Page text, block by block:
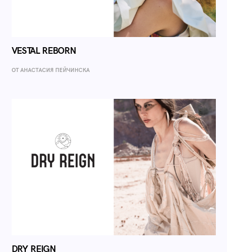
VESTAL REBORN
ОТ AНАСТАСИЯ ПЕЙЧИНСКА
DRY REIGN